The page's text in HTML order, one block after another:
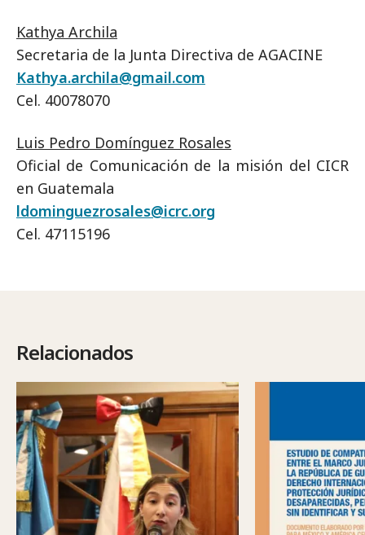
Kathya Archila
Secretaria de la Junta Directiva de AGACINE
Kathya.archila@gmail.com
Cel. 40078070
Luis Pedro Domínguez Rosales
Oficial de Comunicación de la misión del CICR
en Guatemala
ldominguezrosales@icrc.org
Cel. 47115196
Relacionados